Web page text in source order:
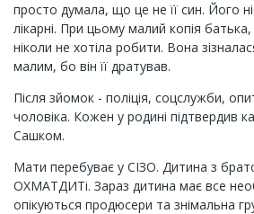
просто думала, що це не її син. Його
лікарні. При цьому малий копія
ніколи не хотіла робити. Вона
малим, бо він її дратував.
Після зйомок - поліція, соцслужби,
чоловіка. Кожен у родині підтвердив
Сашком.
Мати перебуває у СІЗО. Дитина з
ОХМАТДИТі. Зараз дитина має все
опікуються продюсери та знімальна